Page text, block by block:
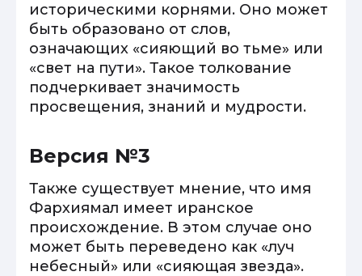
историческими корнями. Оно может
быть образовано от слов,
означающих «сияющий во тьме» или
«свет на пути». Такое толкование
подчеркивает значимость
просвещения, знаний и мудрости.
Версия №3
Также существует мнение, что имя
Фархиямал имеет иранское
происхождение. В этом случае оно
может быть переведено как «луч
небесный» или «сияющая звезда».